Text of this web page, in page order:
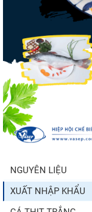
NGUYÊN LIỆU
XUẤT NHẬP KHẨU